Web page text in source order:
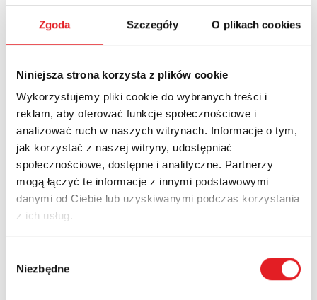
Zgoda Szczegóły O plikach cookies
Niniejsza strona korzysta z plików cookie
Wykorzystujemy pliki cookie do wybranych treści i
reklam, aby oferować funkcje społecznościowe i
analizować ruch w naszych witrynach. Informacje o tym,
jak korzystać z naszej witryny, udostępniać
społecznościowe, dostępne i analityczne. Partnerzy
mogą łączyć te informacje z innymi podstawowymi
danymi od Ciebie lub uzyskiwanymi podczas korzystania
z ich usług.
zgody
Niezbędne
Zapytaj o szczegóły oferty
Imię i nazwisko: *
Adres e-mail: *
Nazwa firmy:
Numer telefonu: